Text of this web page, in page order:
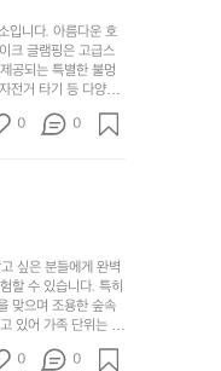
을
가
려
보
세
요.
튼
을
조
용
는
크
기,
무
게,
이
의
아
주
미
웃
도
어
의
경
럽
게
이
어
주
이
라
고
해
야
하
리
를
잡
았
입니다. 아름다운 호
크 글램핑은 고급스
공되는 특별한 불멍
전거 타기 등 다양한
소중한 추억을 창출
한 요리를 제공하여
였습니다. 인기 정
0 0
싶은 분들에게 완벽
할 수 있습니다. 특히
맞으며 조용한 숲속
있어 가족 단위는 물
티를 즐길 수 있는
파이어를 즐기며 별
0 0